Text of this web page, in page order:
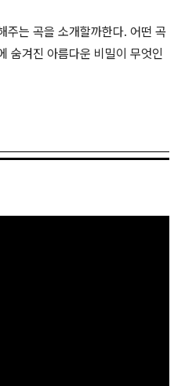
주는 곡을 소개할까한다. 어떤 곡
숨겨진 아름다운 비밀이 무엇인